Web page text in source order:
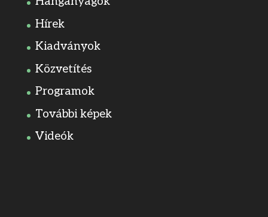
Hírek
Kiadványok
Közvetítés
Programok
További képek
Videók